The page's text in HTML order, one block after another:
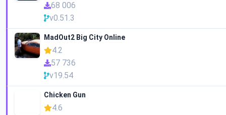
68 006
v0.51.3
MadOut2 Big City Online
4.2
57 736
v19.54
Chicken Gun
4.6